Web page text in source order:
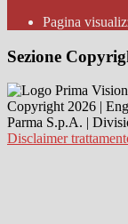
Pagina
Sezione
Copyright 2026 |
Parma S.p.A. |
Disclaimer